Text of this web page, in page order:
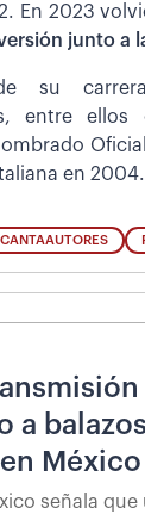
En 2023
junto a
su carrera
entre ellos
en 2004.
CANTAAUTORES
a
México
señala